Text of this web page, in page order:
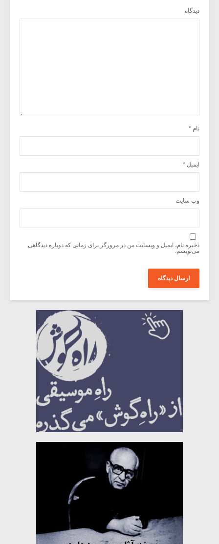
دیدگاه
نام *
ایمیل *
وب‌ سایت
ذخیره نام، ایمیل و وبسایت من در مرورگر برای زمانی که دوباره دیدگاهی
می‌نویسم.